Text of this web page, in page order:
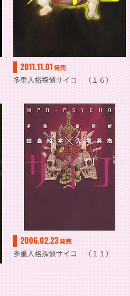
2011.11.01発売
多重人格探偵サイコ （１６）
2006.02.23発売
多重人格探偵サイコ （１１）